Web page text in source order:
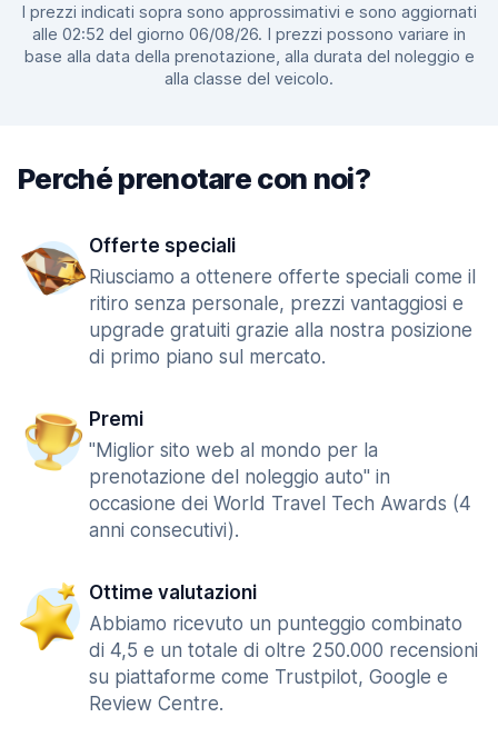
I prezzi indicati sopra sono approssimativi e sono aggiornati
alle 02:52 del giorno 06/08/26. I prezzi possono variare in
base alla data della prenotazione, alla durata del noleggio e
alla classe del veicolo.
Perché prenotare con noi?
Offerte speciali
Riusciamo a ottenere offerte speciali come il
ritiro senza personale, prezzi vantaggiosi e
upgrade gratuiti grazie alla nostra posizione
di primo piano sul mercato.
Premi
"Miglior sito web al mondo per la
prenotazione del noleggio auto" in
occasione dei World Travel Tech Awards (4
anni consecutivi).
Ottime valutazioni
Abbiamo ricevuto un punteggio combinato
di 4,5 e un totale di oltre 250.000 recensioni
su piattaforme come Trustpilot, Google e
Review Centre.